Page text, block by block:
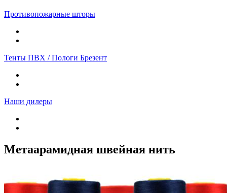
Противопожарные шторы
Тенты ПВХ / Пологи Брезент
Наши дилеры
Метаарамидная швейная нить